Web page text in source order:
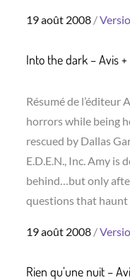
Posted
19 août 2008
Into the dark – Avis +
Résumé de l’éditeur
horrors while being
rescued by Dallas
E.D.E.N., Inc. Amy is
behind…but only
questions that
Posted
19 août 2008
Rien qu’une nuit –